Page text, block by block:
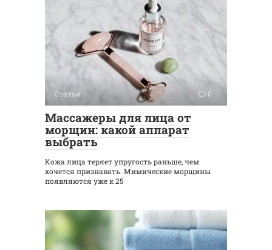
Статьи 0
Массажеры для лица от
морщин: какой аппарат
выбрать
Кожа лица теряет упругость раньше, чем
хочется признавать. Мимические морщины
появляются уже к 25